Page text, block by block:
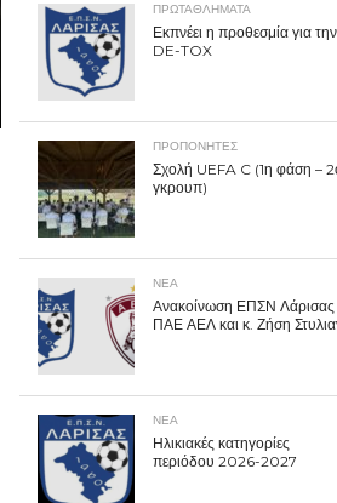
ΠΡΩΤΑΘΛΉΜΑΤΑ
Εκπνέει η προθεσμία για
DE-TOX
ΠΡΟΠΟΝΗΤΈΣ
Σχολή UEFA C (1η φάση –
γκρουπ)
ΝΕΑ
Ανακοίνωση ΕΠΣΝ Λάρισας
ΠΑΕ ΑΕΛ και κ. Ζήση
ΝΕΑ
Ηλικιακές κατηγορίες
περιόδου 2026-2027